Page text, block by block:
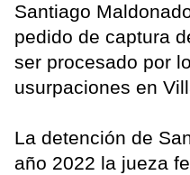
Santiago
pedido de captura
ser procesado por
usurpaciones en
La detención de
año 2022 la jueza